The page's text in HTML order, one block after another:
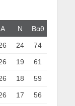
Α N Βαθ
24 74
19 61
18 59
17 56